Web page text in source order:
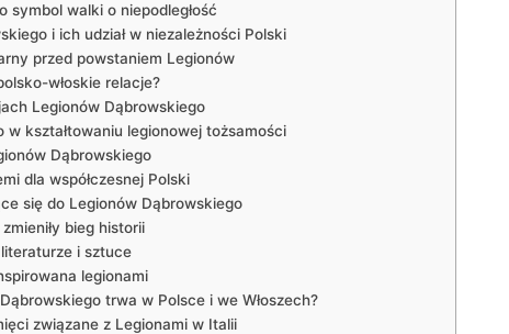
symbol walki o niepodległość
i ich udział w niezależności Polski
przed powstaniem Legionów
włoskie relacje?
Legionów Dąbrowskiego
w kształtowaniu legionowej tożsamości
Dąbrowskiego
dla współczesnej Polski
się do Legionów Dąbrowskiego
bieg historii
i sztuce
legionami
trwa w Polsce i we Włoszech?
związane z Legionami w Italii